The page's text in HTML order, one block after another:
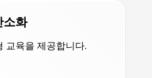
소화
교육을 제공합니다.